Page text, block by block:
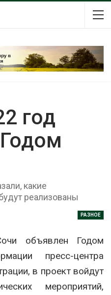
год
какие
реализованы
РАЗНОЕ
объявлен Годом
пресс-центра
в проект войдут
мероприятий,